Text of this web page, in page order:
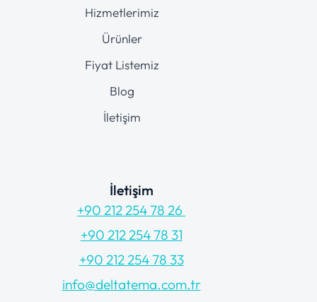
Hizmetlerimiz
Ürünler
Fiyat Listemiz
Blog
İletişim
İletişim
+90 212 254 78 26
+90 212 254 78 31
+90 212 254 78 33
info@deltatema.com.tr